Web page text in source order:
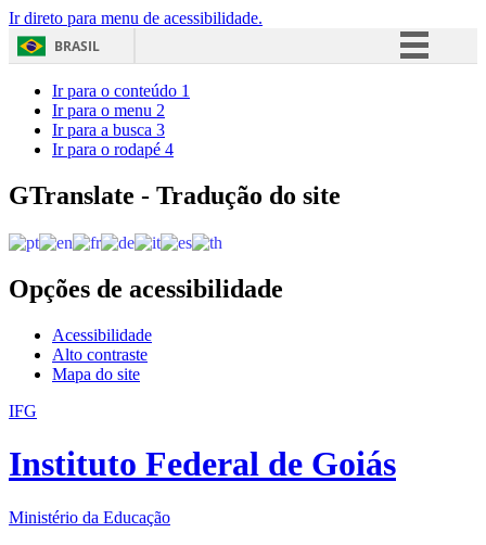
Ir direto para menu de acessibilidade.
BRASIL
Acesso à informação
Ir para o conteúdo 1
Ir para o menu 2
Ir para a busca 3
Ir para o rodapé 4
GTranslate - Tradução do site
Opções de acessibilidade
Acessibilidade
Alto contraste
Mapa do site
IFG
Instituto Federal de Goiás
Ministério da Educação